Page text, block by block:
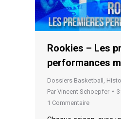
Rookies – Les
performances
Dossiers Basketball
Par Vincent Schoepfer
1 Commentaire